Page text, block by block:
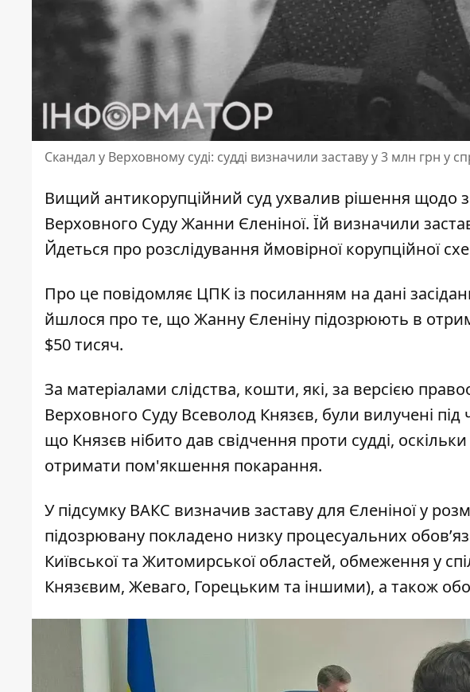
Скандал у Верховному суді: судді визначили заставу у 3 млн грн у
Вищий антикорупційний суд ухвалив рішення щодо
Верховного Суду Жанни Єленіної. Їй визначили
Йдеться про розслідування ймовірноїкорупційної
Про це повідомляє ЦПК із посиланням на дані
йшлося про те, що Жанну Єленіну підозрюють в
$50 тисяч.
За матеріалами слідства, кошти, які, за версією
Верховного Суду Всеволод Князєв, були вилучені
що Князєв нібито дав свідчення проти судді,
отримати пом'якшення покарання.
У підсумку ВАКС визначив заставу для Єленіної у
підозрювану покладено низку процесуальних
Київської та Житомирської областей, обмеження у
Князєвим, Жеваго, Горецьким та іншими), а також